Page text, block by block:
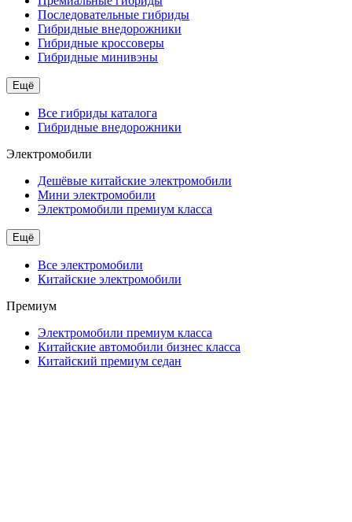
Последовательные гибриды
Гибридные внедорожники
Гибридные кроссоверы
Гибридные минивэны
Ещё
Все гибриды каталога
Гибридные внедорожники
Электромобили
Дешёвые китайские электромобили
Мини электромобили
Электромобили премиум класса
Ещё
Все электромобили
Китайские электромобили
Премиум
Электромобили премиум класса
Китайские автомобили бизнес класса
Китайский премиум седан